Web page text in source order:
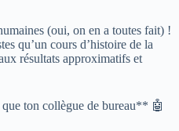
(oui, on en a toutes fait) !
qu’un cours d’histoire de la
résultats approximatifs et
ton collègue de bureau** 🤖